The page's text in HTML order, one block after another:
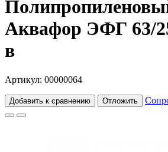
Аквафор ЭФГ 63/
в
Артикул: 00000064
Добавить к сравнению Отложить